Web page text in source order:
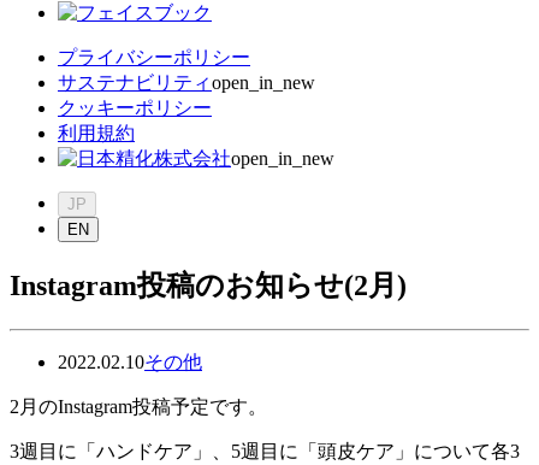
プライバシーポリシー
サステナビリティopen_in_new
クッキーポリシー
利用規約
open_in_new
JP
EN
Instagram投稿のお知らせ(2月)
2022.02.10その他
2月のInstagram投稿予定です。
3週目に「ハンドケア」、5週目に「頭皮ケア」について各3